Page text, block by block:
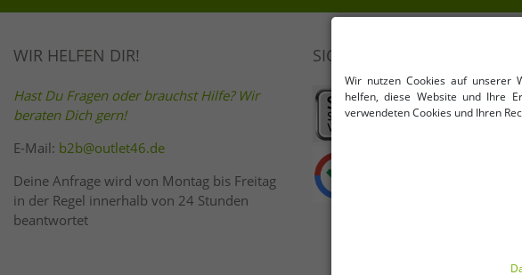
WIR HELFEN DIR!
Hast Du Fragen oder brauchst Hilfe? Wir
beraten Dich gern!
E-Mail: b2b@outlet46.de
Deine Anfrage wird von Montag bis Freitag
in der Regel innerhalb von 24 Stunden
beantwortet
SICHER EINKAUFEN
Wir nutzen Cookies auf unserer
helfen, diese Website und Ihre
verwendeten Cookies und Ihren